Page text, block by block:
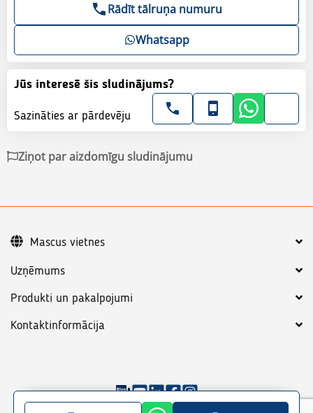
Rādīt tālruņa numuru
Whatsapp
Jūs interesē šis sludinājums?
Sazināties ar pārdevēju
Ziņot par aizdomīgu sludinājumu
Uzņēmums
Produkti un pakalpojumi
Kontaktinformācija
Mascus vietnes